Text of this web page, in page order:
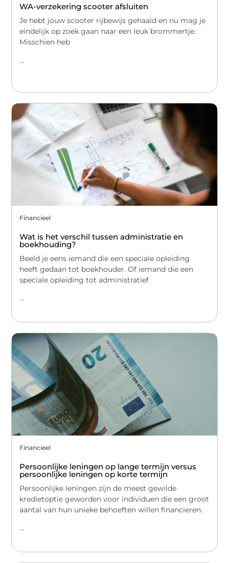
WA-verzekering scooter afsluiten
Je hebt jouw scooter rijbewijs gehaald en nu mag je
eindelijk op zoek gaan naar een leuk brommertje.
Misschien heb
...
Financieel
Wat is het verschil tussen administratie en
boekhouding?
Beeld je eens iemand die een speciale opleiding
heeft gedaan tot boekhouder. Of iemand die een
speciale opleiding tot administratief
...
Financieel
Persoonlijke leningen op lange termijn versus
persoonlijke leningen op korte termijn
Persoonlijke leningen zijn de meest gewilde
kredietoptie geworden voor individuen die een groot
aantal van hun unieke behoeften willen financieren.
...